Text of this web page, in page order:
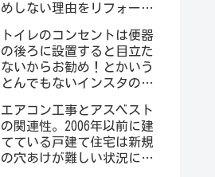
めしない理由をリフォーム
トイレのコンセントは便器
の後ろに設置すると目立た
ないからお勧め！とかいう
とんでもないインスタの投
エアコン工事とアスベスト
の関連性。2006年以前に建
てている戸建て住宅は新規
の穴あけが難しい状況にな